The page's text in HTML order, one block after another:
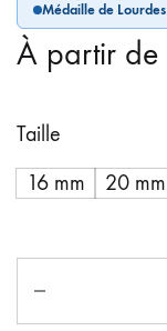
Médaille de Lourdes
À partir de
Taille
16 mm
20 mm